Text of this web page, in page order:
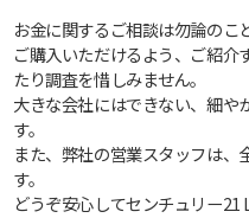
お金に関するご相談は勿論のこ
ご購入いただけるよう、ご紹介
たり調査を惜しみません。
大きな会社にはできない、細や
す。
また、弊社の営業スタッフは、
す。
どうぞ安心してセンチュリー21